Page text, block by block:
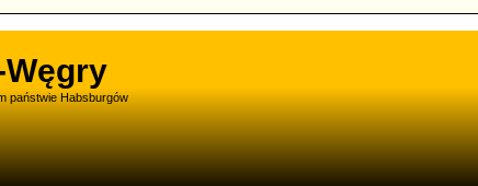
państwie Habsburgów